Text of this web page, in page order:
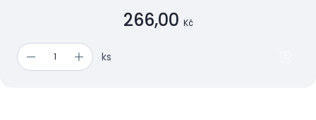
266,00 Kč
ks